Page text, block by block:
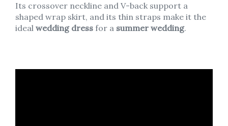
Its crossover neckline and V-back support a
shaped wrap skirt, and its thin straps make it the
ideal wedding dress for a summer wedding.